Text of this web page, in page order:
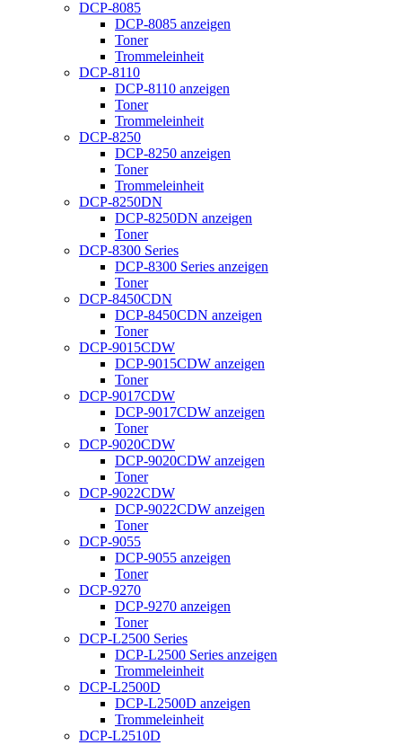
DCP-8085
DCP-8085 anzeigen
Toner
Trommeleinheit
DCP-8110
DCP-8110 anzeigen
Toner
Trommeleinheit
DCP-8250
DCP-8250 anzeigen
Toner
Trommeleinheit
DCP-8250DN
DCP-8250DN anzeigen
Toner
DCP-8300 Series
DCP-8300 Series anzeigen
Toner
DCP-8450CDN
DCP-8450CDN anzeigen
Toner
DCP-9015CDW
DCP-9015CDW anzeigen
Toner
DCP-9017CDW
DCP-9017CDW anzeigen
Toner
DCP-9020CDW
DCP-9020CDW anzeigen
Toner
DCP-9022CDW
DCP-9022CDW anzeigen
Toner
DCP-9055
DCP-9055 anzeigen
Toner
DCP-9270
DCP-9270 anzeigen
Toner
DCP-L2500 Series
DCP-L2500 Series anzeigen
Trommeleinheit
DCP-L2500D
DCP-L2500D anzeigen
Trommeleinheit
DCP-L2510D